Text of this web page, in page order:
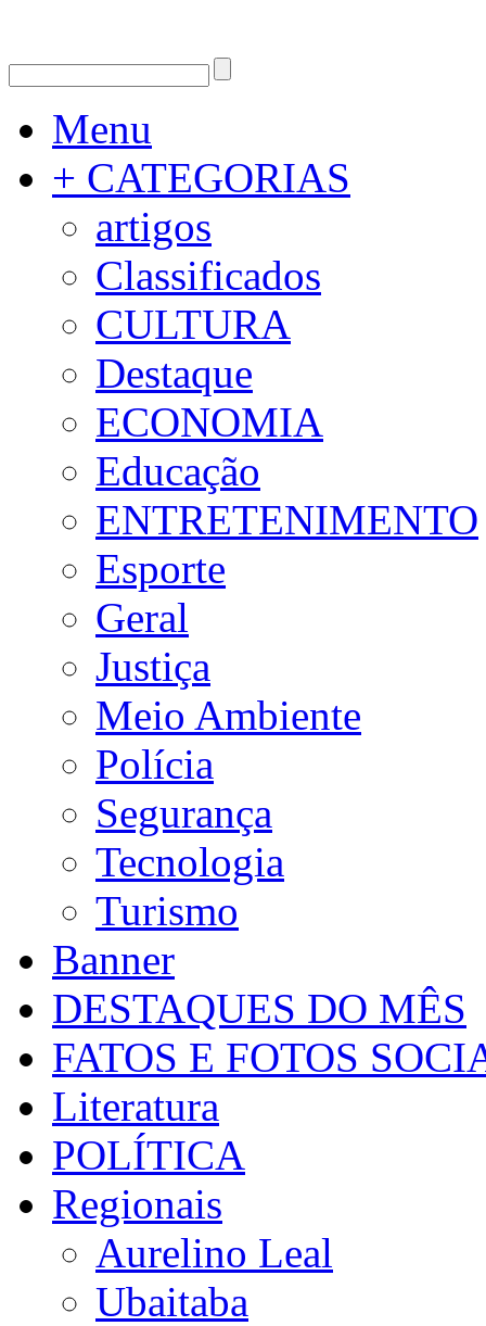
Menu
+ CATEGORIAS
artigos
Classificados
CULTURA
Destaque
ECONOMIA
Educação
ENTRETENIMENTO
Esporte
Geral
Justiça
Meio Ambiente
Polícia
Segurança
Tecnologia
Turismo
Banner
DESTAQUES DO MÊS
FATOS E FOTOS
Literatura
POLÍTICA
Regionais
Aurelino Leal
Ubaitaba